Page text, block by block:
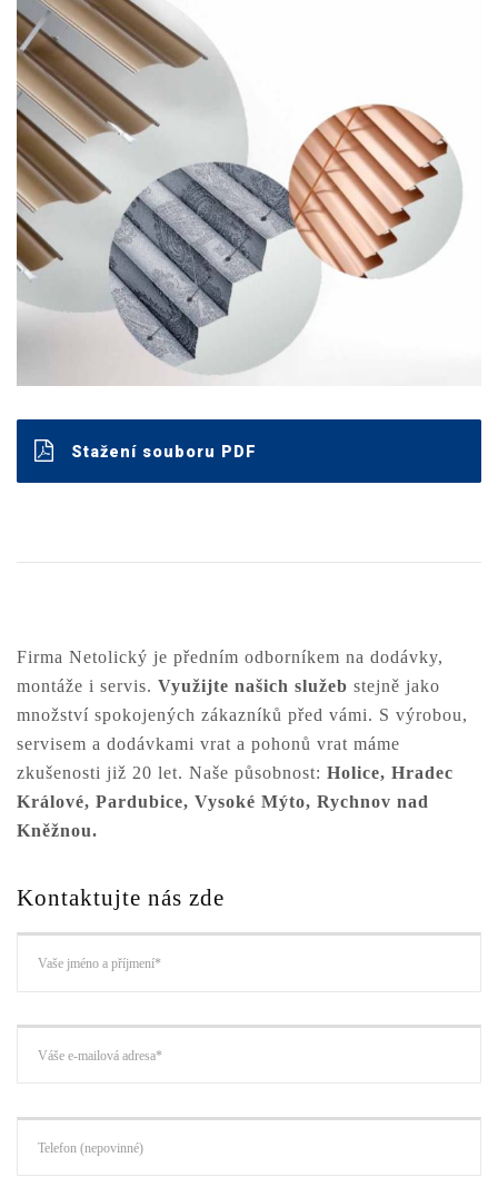
Stažení souboru PDF
Firma Netolický je předním odborníkem na dodávky,
montáže i servis. Využijte našich služeb stejně jako
množství spokojených zákazníků před vámi. S výrobou,
servisem a dodávkami vrat a pohonů vrat máme
zkušenosti již 20 let. Naše působnost: Holice, Hradec
Králové, Pardubice, Vysoké Mýto, Rychnov nad
Kněžnou.
Kontaktujte nás zde